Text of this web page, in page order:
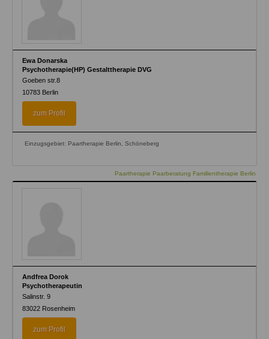
Ewa Donarska
Psychotherapie(HP) Gestalttherapie DVG
Goeben str.8
10783 Berlin
zum Profil
Einzugsgebiet: Paartherapie Berlin, Schöneberg
Paartherapie Paarberatung Familientherapie Berlin
Andfrea Dorok
Psychotherapeutin
Salinstr. 9
83022 Rosenheim
zum Profil